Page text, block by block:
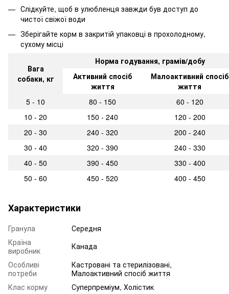
Слідкуйте, щоб в улюбленця завжди був доступ до
чистої свіжої води
Зберігайте корм в закритій упаковці в прохолодному,
сухому місці
Вага
собаки, кг
Норма годування, грамів/добу
Активний спосіб
життя
Малоактивний спосіб
життя
5 - 10
80 - 150
60 - 120
10 - 20
150 - 240
120 - 200
20 - 30
240 - 320
200 - 240
30 - 40
320 - 390
240 - 330
40 - 50
390 - 450
330 - 400
50 - 60
450 - 520 400 - 450
Характеристики
Гранула
Середня
Країна
виробник
Канада
Особливі
потреби
Кастровані та стерилізовані,
Малоактивний спосіб життя
Клас корму
Суперпреміум, Холістик